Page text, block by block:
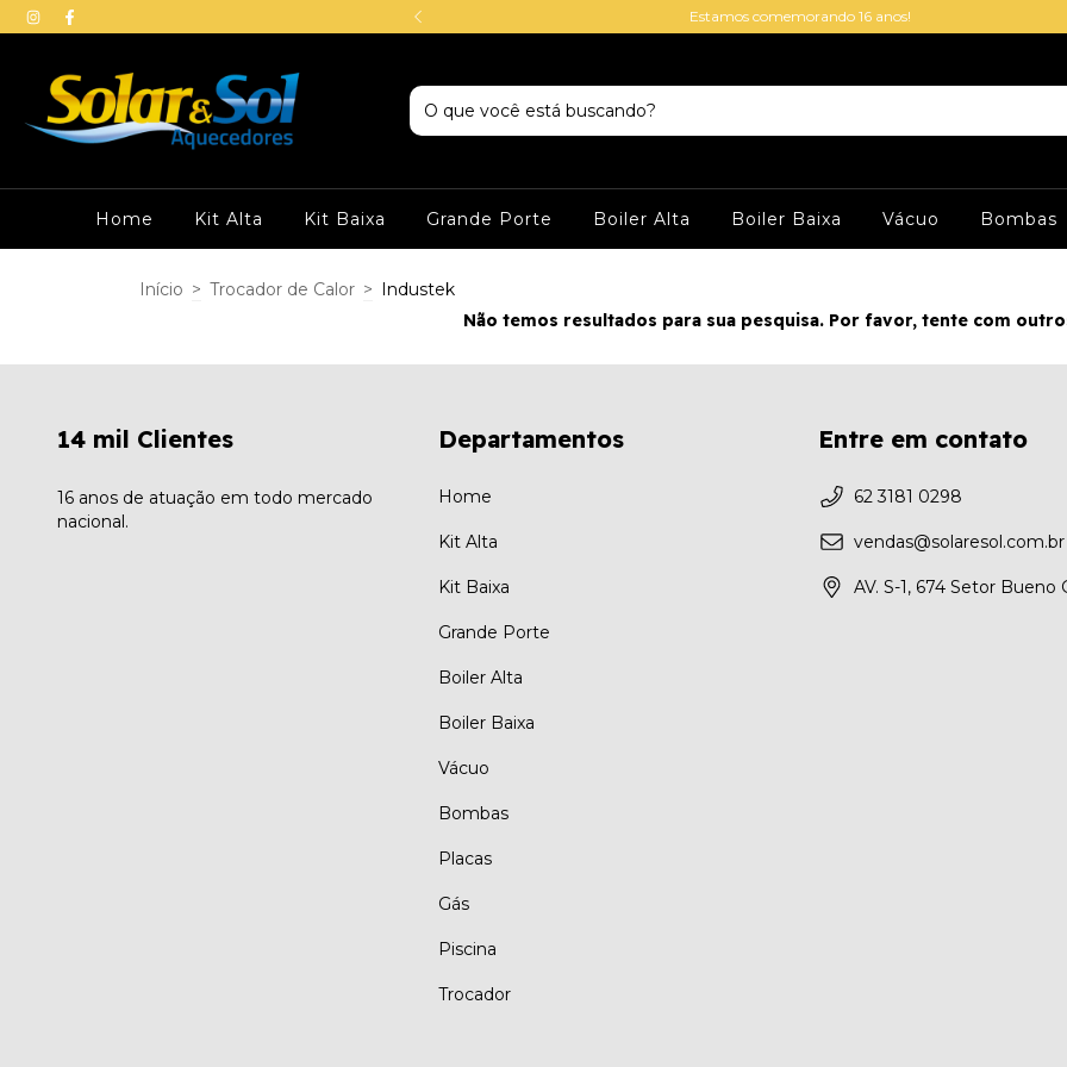
em todo Brasil Estamos comemorando 16 anos!
Home Kit Alta Kit Baixa Grande Porte Boiler Alta Boiler Baixa Vácuo Bombas
Início > Trocador de Calor > Industek
Não temos resultados para sua pesquisa. Por favor, tente com
14 mil Clientes
16 anos de atuação em todo mercado
nacional.
Departamentos
Home
Kit Alta
Kit Baixa
Grande Porte
Boiler Alta
Boiler Baixa
Vácuo
Bombas
Placas
Gás
Piscina
Trocador
Entre em contato
62 3181 0298
vendas@solaresol.com.br
AV. S-1, 674 Setor Bueno